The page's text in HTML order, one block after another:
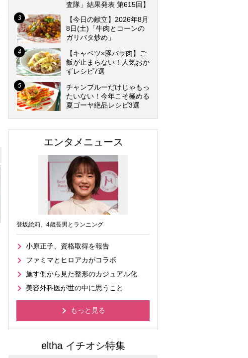
査隊」結果発表 第615回】
【今日の献立】2026年8月
8日(土)「牛肉とコーンの
ガリバタ炒め」
【キャベツ×豚バラ肉】ご
飯が止まらない！人気おか
ずレシピ7選
チャンプルーだけじゃもっ
たいない！今年こそ極める
夏ゴーヤ絶品レシピ3選
エンタメニュース
登坂絵莉、4歳長男とランニング
小原正子、資格取得を報告
ファミマとヒロアカがコラボ
施す側から見た整形のカジュアル化
美容外科医が世の中に思うこと
もっと見る